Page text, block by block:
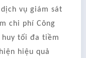
vụ giám sát
chi phí Công
tối đa tiềm
hiệu quả